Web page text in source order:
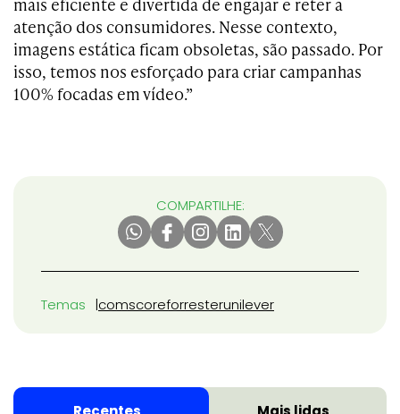
atenção dos consumidores. Nesse contexto,
imagens estática ficam obsoletas, são passado. Por
isso, temos nos esforçado para criar campanhas
100% focadas em vídeo.”
COMPARTILHE:
Temas comscoreforresterunilever